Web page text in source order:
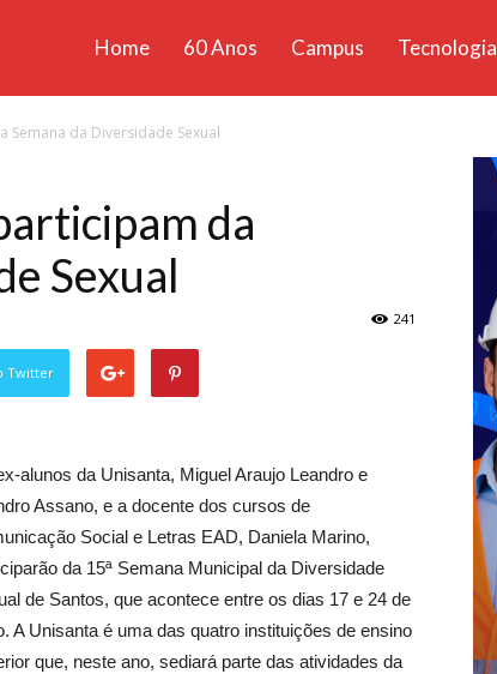
Home 60 Anos Campus Tecnologia
Semana da Diversidade Sexual
da
Sexual
241
Twitter
alunos da Unisanta, Miguel Araujo Leandro e
Assano, e a docente dos cursos de
Social e Letras EAD, Daniela Marino,
da 15ª Semana Municipal da Diversidade
de Santos, que acontece entre os dias 17 e 24 de
A Unisanta é uma das quatro instituições de ensino
que, neste ano, sediará parte das atividades da